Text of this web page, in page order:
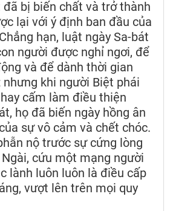
bị biến chất và trở thành
lại với ý định ban đầu của
hạn, luật ngày Sa-bát
người được nghỉ ngơi, để
và để dành thời gian
nhưng khi người Biệt phái
cấm làm điều thiện
họ đã biến ngày hồng ân
sự vô cảm và chết chóc.
nộ trước sự cứng lòng
cứu một mạng người
lành luôn luôn là điều cấp
vượt lên trên mọi quy